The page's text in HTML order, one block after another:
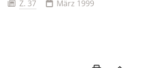
Z. 37
März 1999